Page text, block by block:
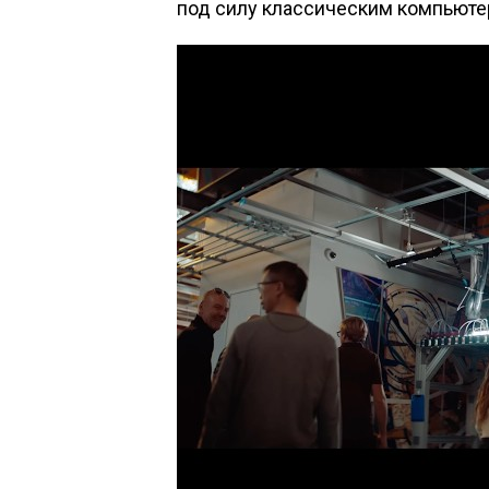
под силу классическим